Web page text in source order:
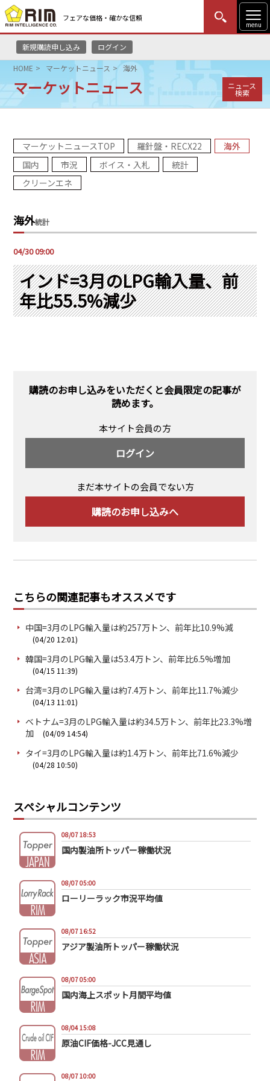
フェアな価格・確かな信頼
menu
新規購読申し込み ログイン
MENU
はじめての方
HOME
リムレポート
メソドロジー
コンサルティング
PRA原則
Q & A
採用情報
English Website
HOME マーケットニュース 海外
マーケットニュース ニュース
検索
マーケットニュースTOP 羅針盤・RECX22
海外
国内
市況 ボイス・入札
統計
クリーンエネ
海外統計
04/30 09:00
インド=3月のLPG輸入量、前
年比55.5%減少
購読のお申し込みをいただくと会員限定の記事が
読めます。
本サイト会員の方
ログイン
まだ本サイトの会員でない方
購読のお申し込みへ
こちらの関連記事もオススメです
中国=3月のLPG輸入量は約257万トン、前年比10.9%減
(04/20 12:01)
韓国=3月のLPG輸入量は53.4万トン、前年比6.5%増加
(04/15 11:39)
台湾=3月のLPG輸入量は約7.4万トン、前年比11.7%減少
(04/13 11:01)
ベトナム=3月のLPG輸入量は約34.5万トン、前年比23.3%増
加
(04/09 14:54)
タイ=3月のLPG輸入量は約1.4万トン、前年比71.6%減少
(04/28 10:50)
スペシャルコンテンツ
08/07 18:53
国内製油所トッパー稼働状況
08/07 05:00
ローリーラック市況平均値
08/07 16:52
アジア製油所トッパー稼働状況
08/07 05:00
国内海上スポット月間平均値
08/04 15:08
原油CIF価格-JCC見通し
08/07 10:00